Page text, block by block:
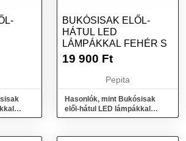
BUKÓSISAK ELŐL-
HÁTUL LED
LÁMPÁKKAL FEHÉR S
19 900 Ft
Pepita
Hasonlók, mint Bukósisak
elől-hátul LED lámpákkal
FEHÉR S